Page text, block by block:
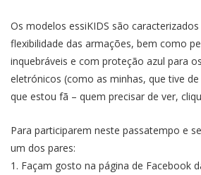
Os modelos essiKIDS são
flexibilidade das armações, bem como
inquebráveis e com proteção azul para
eletrónicos (como as minhas, que tive
que estou fã – quem precisar de ver,
Para participarem neste passatempo e
um dos pares:
1. Façam gosto na página de Facebook